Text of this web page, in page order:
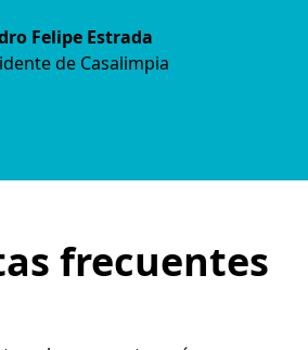
Felipe Estrada
de Casalimpia
frecuentes